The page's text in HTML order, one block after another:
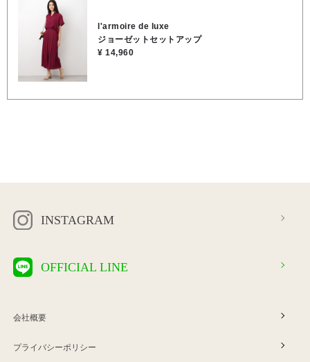
な1枚です🌿 ​シアー感があり軽やかなポリエステル素材。 セット使い
はもちろん、お手持ちのアイテムと合わせて単品でも活躍する着回し
力抜群のセットアイテムです👑 ご自宅でのお洗濯もOKです。 素材
トップス：ポリエステル100％ ボトムス：表地／ポリエステル
100％ 裏地／ポリエステル100％
l'armoire de luxe
ジョーゼットセットアップ
¥ 14,960
INSTAGRAM
OFFICIAL LINE
会社概要
プライバシーポリシー